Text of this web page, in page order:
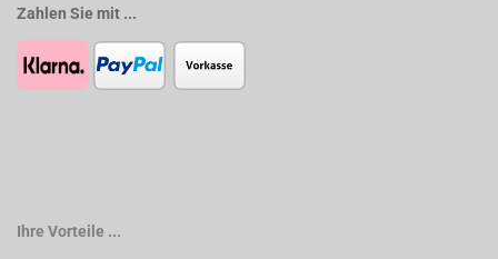
Zahlen Sie mit ...
Ihre Vorteile ...